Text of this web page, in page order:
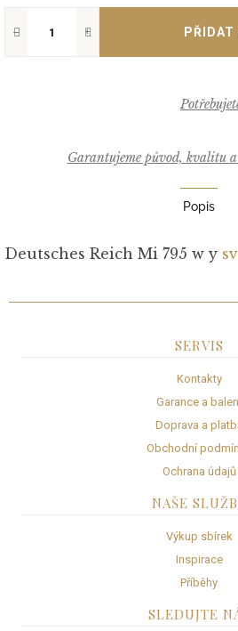
+
−
Garantujeme původ, kvalitu a
Popis
Deutsches Reich Mi 795 w y
SERVIS
Kontakty
Garance a
Doprava a
Obchodní
Ochrana údajů
NAŠE
Výkup sbírek
Inspirace
Příběhy
SLEDUJTE